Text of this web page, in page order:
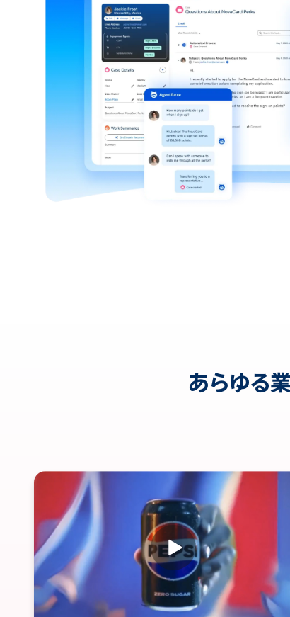
あらゆる